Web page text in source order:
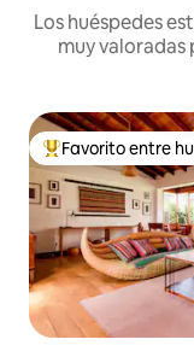
Los huéspedes
muy valoradas
Favorito entre
Favorito entre